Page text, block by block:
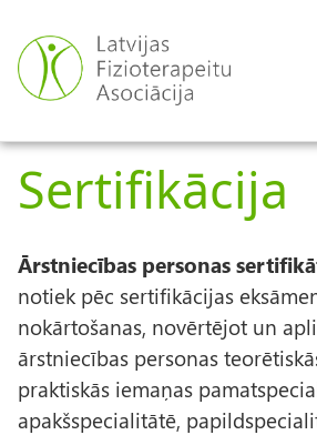
uz
galveno
saturu
Sertifikācija
Ārstniecības personas
notiek pēc sertifikācijas
nokārtošanas, novērtējot un
ārstniecības personas
praktiskās iemaņas
apakšspecialitātē,